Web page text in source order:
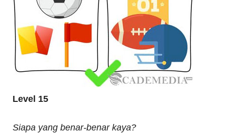
Level 15
Siapa yang benar-benar kaya?